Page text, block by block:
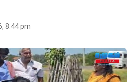
8:44 pm